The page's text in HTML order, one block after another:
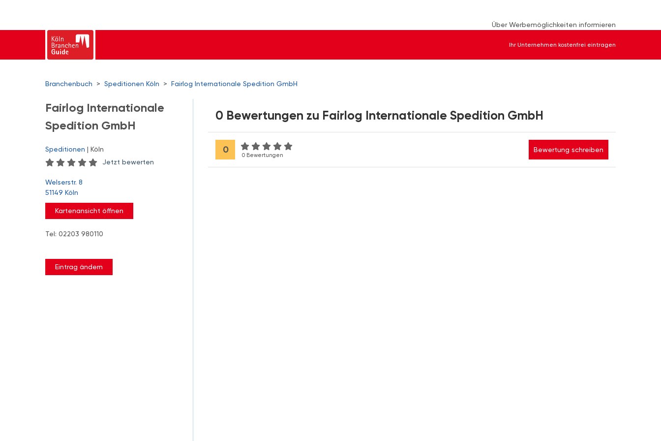
Über Werbemöglichkeiten informieren
Ihr Unternehmen kostenfrei eintragen
Branchenbuch > Speditionen Köln > Fairlog Internationale Spedition GmbH
Fairlog Internationale
Spedition GmbH
Speditionen | Köln
Jetzt bewerten
Welserstr. 8
51149 Köln
Kartenansicht öffnen
Tel: 02203 980110
Eintrag ändern
0 Bewertungen zu Fairlog Internationale Spedition GmbH
0
0 Bewertungen
Bewertung schreiben